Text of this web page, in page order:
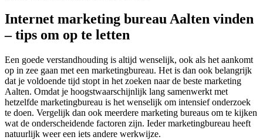
Internet marketing bureau Aalten vinden
– tips om op te letten
Een goede verstandhouding is altijd wenselijk, ook als het aankomt
op in zee gaan met een marketingbureau. Het is dan ook belangrijk
dat je voldoende tijd stopt in het zoeken naar de beste marketing
Aalten. Omdat je hoogstwaarschijnlijk lang samenwerkt met
hetzelfde marketingbureau is het wenselijk om intensief onderzoek
te doen. Vergelijk dan ook meerdere marketing bureaus om te kijken
wat de onderscheidende factoren zijn. Ieder marketingbureau heeft
natuurlijk weer een iets andere werkwijze.